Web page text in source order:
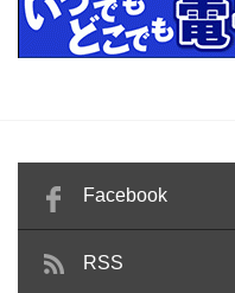
Facebook
RSS